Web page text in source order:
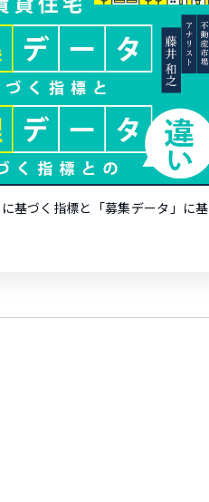
基づく指標と「募集データ」に基